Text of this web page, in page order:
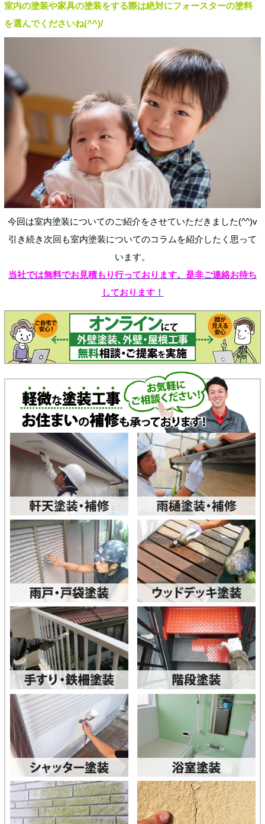
室内の塗装や家具の塗装をする際は絶対にフォースターの塗料
を選んでくださいね(^^)/
今回は室内塗装についてのご紹介をさせていただきました(^^)v
引き続き次回も室内塗装についてのコラムを紹介したく思って
います。
当社では無料でお見積もり行っております。是非ご連絡お待ち
しております！